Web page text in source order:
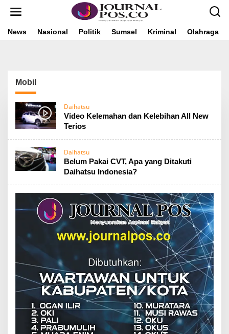
News Nasional Politik Sumsel Kriminal Olahraga
Mobil
Daihatsu
Video Kelemahan dan Kelebihan All New
Terios
Daihatsu
Belum Pakai CVT, Apa yang Ditakuti
Daihatsu Indonesia?